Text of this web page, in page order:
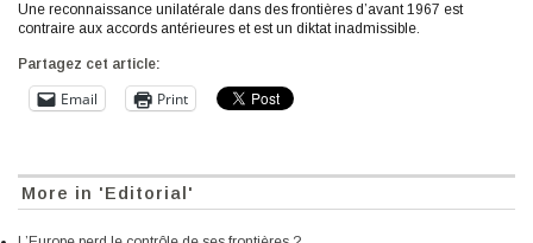
Une reconnaissance unilatérale dans des frontières d’avant 1967 est
contraire aux accords antérieures et est un diktat inadmissible.
Partagez cet article:
Email Print
More in 'Editorial'